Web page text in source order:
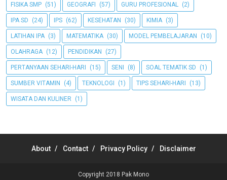
FISIKA SMP (51) GEOGRAFI (57) GURU PROFESIONAL (2)
IPA SD (24) IPS (62) KESEHATAN (30) KIMIA (3)
LATIHAN IPA (3) MATEMATIKA (30) MODEL PEMBELAJARAN (10)
OLAHRAGA (12) PENDIDIKAN (27)
PERTANYAAN SEHARI-HARI (15) SENI (8) SOAL TEMATIK SD (1)
SUMBER VITAMIN (4) TEKNOLOGI (1) TIPS SEHARI-HARI (13)
WISATA DAN KULINER (1)
About Contact Privacy Policy Disclaimer
Copyright 2018 Pak Mono